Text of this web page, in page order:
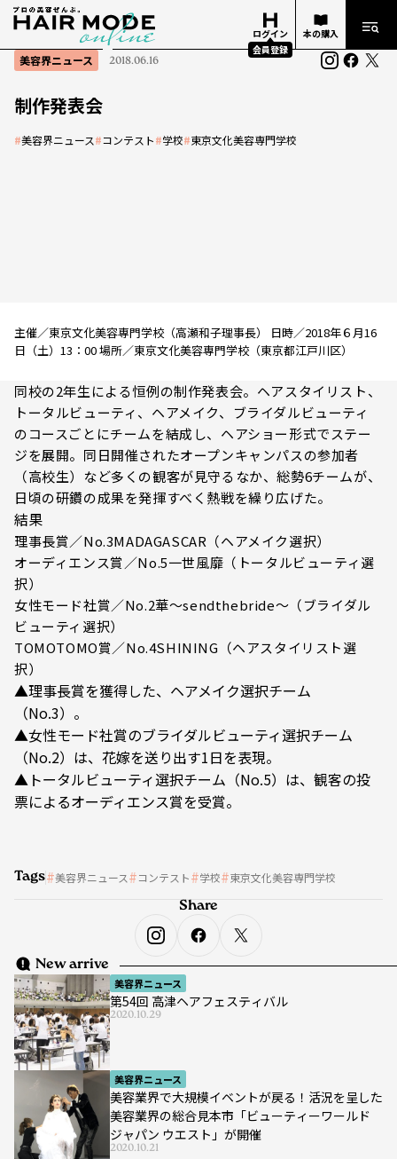
ログイン
会員登録
本の購入
美容界ニュース 2018.06.16
制作発表会
#美容界ニュース#コンテスト#学校#東京文化美容専門学校
主催／東京文化美容専門学校（高瀬和子理事長） 日時／2018年６月16
日（土）13：00 場所／東京文化美容専門学校（東京都江戸川区）
同校の2年生による恒例の制作発表会。ヘアスタイリスト、
トータルビューティ、ヘアメイク、ブライダルビューティ
のコースごとにチームを結成し、ヘアショー形式でステー
ジを展開。同日開催されたオープンキャンパスの参加者
（高校生）など多くの観客が見守るなか、総勢6チームが、
日頃の研鑽の成果を発揮すべく熱戦を繰り広げた。
結果
理事長賞／No.3MADAGASCAR（ヘアメイク選択）
オーディエンス賞／No.5一世風靡（トータルビューティ選
択）
女性モード社賞／No.2華～sendthebride～（ブライダル
ビューティ選択）
TOMOTOMO賞／No.4SHINING（ヘアスタイリスト選
択）
▲理事長賞を獲得した、ヘアメイク選択チーム
（No.3）。
▲女性モード社賞のブライダルビューティ選択チーム
（No.2）は、花嫁を送り出す1日を表現。
▲トータルビューティ選択チーム（No.5）は、観客の投
票によるオーディエンス賞を受賞。
Tags 美容界ニュース コンテスト 学校 東京文化美容専門学校
New arrive
美容界ニュース
第54回 高津ヘアフェスティバル
2020.10.29
美容界ニュース
美容業界で大規模イベントが戻る！活況を呈した
美容業界の総合見本市「ビューティーワールド
ジャパン ウエスト」が開催
2020.10.21
Share